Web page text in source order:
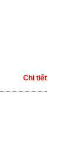
Chi tiết